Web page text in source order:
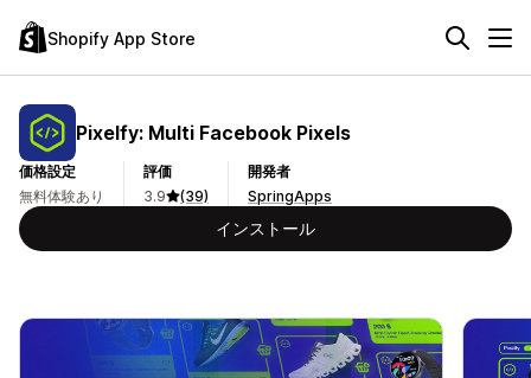
Shopify App Store
Pixelfy: Multi Facebook Pixels
価格設定
無料体験あり
評価
3.9
(39)
開発者
SpringApps
インストール